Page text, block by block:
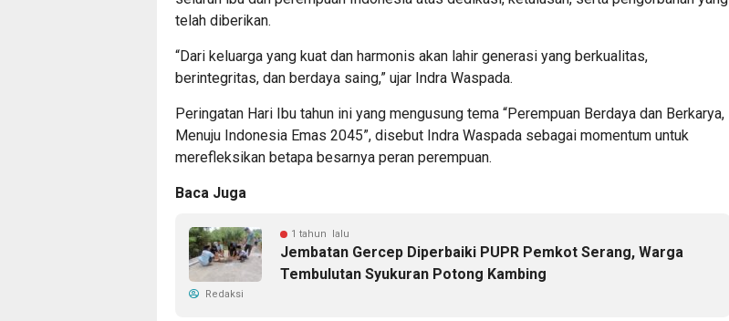
telah diberikan.
“Dari keluarga yang kuat dan harmonis akan lahir generasi yang berkualitas,
berintegritas, dan berdaya saing,” ujar Indra Waspada.
Peringatan Hari Ibu tahun ini yang mengusung tema “Perempuan Berdaya dan Berkarya,
Menuju Indonesia Emas 2045”, disebut Indra Waspada sebagai momentum untuk
merefleksikan betapa besarnya peran perempuan.
Baca Juga
1 tahun lalu
Jembatan Gercep Diperbaiki PUPR Pemkot Serang, Warga
Tembulutan Syukuran Potong Kambing
Redaksi